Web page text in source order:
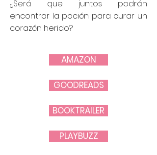
¿Será que juntos podrán
encontrar la poción para curar un
corazón herido?
AMAZON
BOOKTRAILER
PLAYBUZZ
GOODREADS